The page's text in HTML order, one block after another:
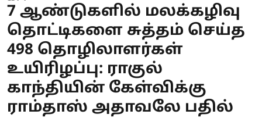
7 ஆண்டுகளில் மலக்கழிவு
தொட்டிகளை சுத்தம் செய்த
498 தொழிலாளர்கள்
உயிரிழப்பு: ராகுல்
காந்தியின் கேள்விக்கு
ராம்தாஸ் அதாவலே பதில்